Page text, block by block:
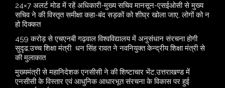
24×7 अलर्ट मोड में रहें अधिकारी-मुख्य सचिव मानसून-एसईओसी से मुख्य
सचिव ने की विस्तृत समीक्षा कहा-बंद सड़कों को शीघ्र खोला जाए, लोगों को न
हो दिक्कत
459 करोड़ से एचएनबी गढ़वाल विश्वविद्यालय में अनुसंधान संरचना होगी
सुदृढ,उच्च शिक्षा मंत्री धन सिंह रावत ने नवनियुक्त केन्द्रीय शिक्षा मंत्री से
की मुलाकात
मुख्यमंत्री से महानिदेशक एनसीसी ने की शिष्टाचार भेंट,उत्तराखण्ड में
एनसीसी के विस्तार एवं आधुनिक आधारभूत संरचना के विकास पर हुई